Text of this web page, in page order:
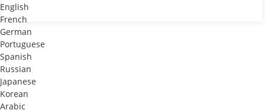
English
French
German
Portuguese
Spanish
Russian
Japanese
Korean
Arabic